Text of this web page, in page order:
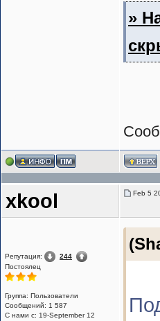
»
xkool Feb 5
Репутация:
244
Постоялец
Группа: Пользователи
Сообщений: 1 587
С нами с: 19-September 12